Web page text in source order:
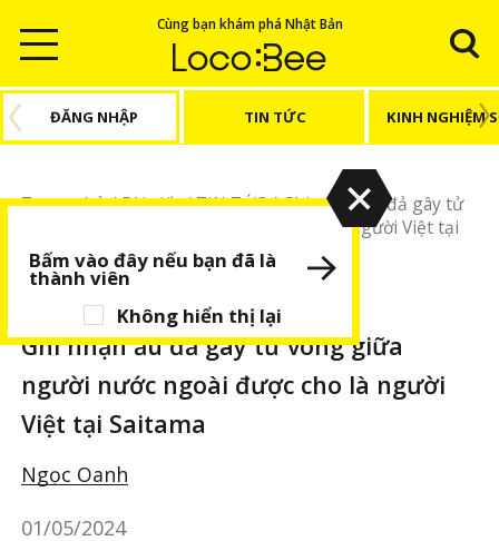
Cùng bạn khám phá Nhật Bản
ĐĂNG NHẬP TIN TỨC KINH NGHIỆM
Trang chủ/Bài viết/TIN TỨC/Ghi nhận ẩu đả gây tử
vong giữa người nước ngoài được cho là người Việt tại
Saitama
Ghi nhận ẩu đả gây tử vong giữa
người nước ngoài được cho là người
Việt tại Saitama
Ngọc Oanh
01/05/2024
Không hiển thị lại
Bấm vào đây nếu bạn đã là
thành viên